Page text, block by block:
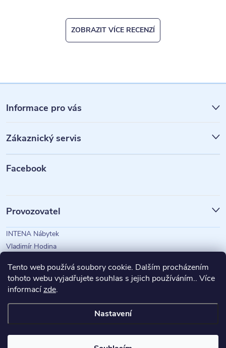
Tento web používá soubory cookie. Dalším procházením
tohoto webu vyjadřujete souhlas s jejich používáním.. Více
informacízde.
Nastavení
ZOBRAZIT VÍCE RECENZÍ
á
p
a
Informace pro vás
Zákaznický servis
Facebook
Provozovatel
INTENA Nábytek
Vladimír Hodina
Copyright 2026INTENA Nábytek. Všechna práva vyhrazena.